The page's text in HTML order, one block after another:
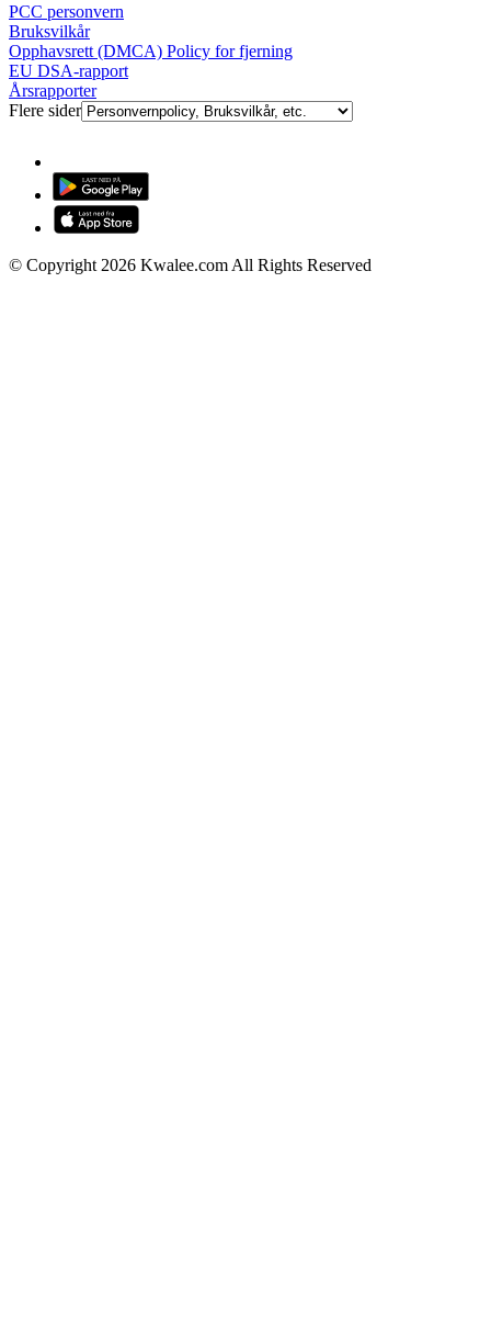
PCC personvern
Bruksvilkår
Opphavsrett (DMCA) Policy for fjerning
EU DSA-rapport
Årsrapporter
Flere sider
© Copyright 2026 Kwalee.com All Rights Reserved